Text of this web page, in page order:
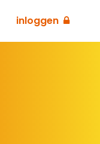
inloggen